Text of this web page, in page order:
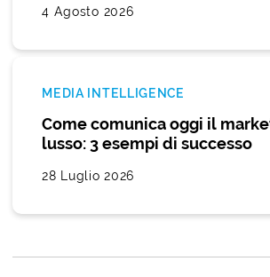
4 Agosto 2026
MEDIA INTELLIGENCE
Come comunica oggi il
lusso: 3 esempi di successo
28 Luglio 2026